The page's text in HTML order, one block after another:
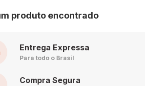
produto encontrado
Entrega Expressa
Para todo o Brasil
Compra Segura